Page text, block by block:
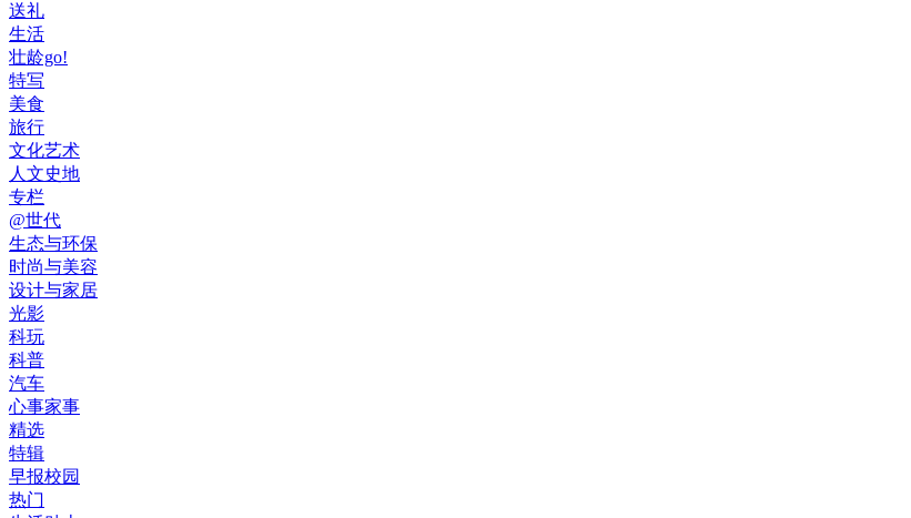
送礼
生活
壮龄go!
特写
美食
旅行
文化艺术
人文史地
专栏
@世代
生态与环保
时尚与美容
设计与家居
光影
科玩
科普
汽车
心事家事
精选
特辑
早报校园
热门